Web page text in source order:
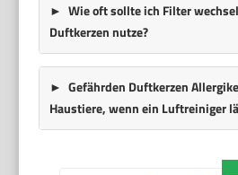
Wie oft sollte ich Filter
Duftkerzen nutze?
Gefährden Duftkerzen
Haustiere, wenn ein Luftreiniger